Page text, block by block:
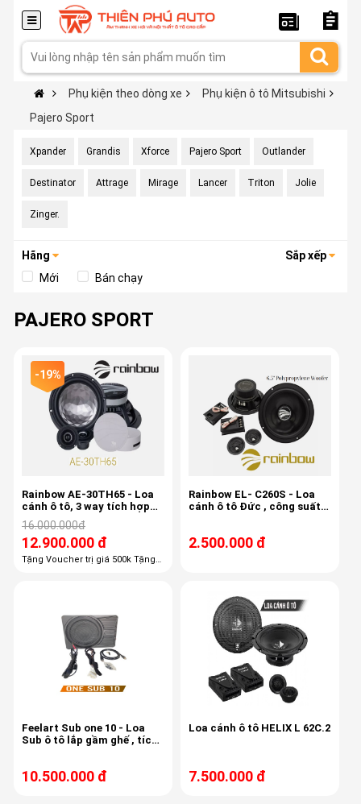
Phụ kiện theo dòng xe
Phụ kiện ô tô Mitsubishi
Pajero Sport
Xpander Grandis Xforce Pajero Sport Outlander
Destinator Attrage Mirage Lancer Triton Jolie
Zinger.
Hãng
Sắp xếp
Mới
Bán chạy
PAJERO SPORT
-19%
Rainbow AE-30TH65 - Loa
cánh ô tô, 3 way tích hợp
mid-treb , 6.5 inch, 80/150w,
50-22khz, 87db
16.000.000đ
12.900.000 đ
Tặng Voucher trị giá 500k Tặng
Rainbow EL- C260S - Loa
cánh ô tô Đức , công suất
2.500.000 đ
Feelart Sub one 10 - Loa
Sub ô tô lắp gầm ghế , tích
10.500.000 đ
Loa cánh ô tô HELIX L 62C.2
7.500.000 đ